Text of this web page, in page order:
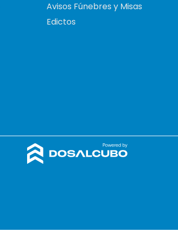
Avisos Fúnebres y Misas
Edictos